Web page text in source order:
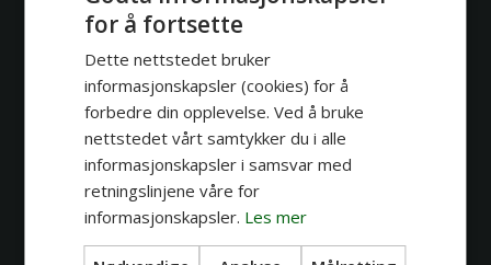
for å fortsette
Dette nettstedet bruker
informasjonskapsler (cookies) for å
forbedre din opplevelse. Ved å bruke
nettstedet vårt samtykker du i alle
informasjonskapsler i samsvar med
retningslinjene våre for
informasjonskapsler. Les mer